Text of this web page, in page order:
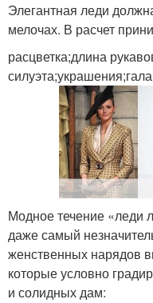
Элегантная леди
мелочах. В расчет
расцветка;длина
Модное течение «леди
даже самый
женственных нарядов
которые условно
и солидных дам: